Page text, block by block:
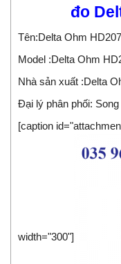
đo
Tên:Delta Ohm
Model :Delta Ohm
Nhà sản xuất :Delta
Đại lý phân phối:
[caption
width="300"]